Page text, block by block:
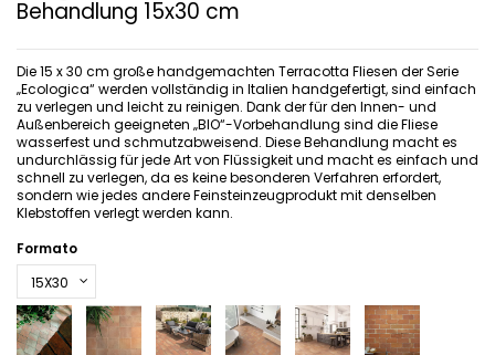
Behandlung 15x30 cm
Die 15 x 30 cm große handgemachten Terracotta Fliesen der Serie
„Ecologica“ werden vollständig in Italien handgefertigt, sind einfach
zu verlegen und leicht zu reinigen. Dank der für den Innen- und
Außenbereich geeigneten „BIO“-Vorbehandlung sind die Fliese
wasserfest und schmutzabweisend. Diese Behandlung macht es
undurchlässig für jede Art von Flüssigkeit und macht es einfach und
schnell zu verlegen, da es keine besonderen Verfahren erfordert,
sondern wie jedes andere Feinsteinzeugprodukt mit denselben
Klebstoffen verlegt werden kann.
Formato